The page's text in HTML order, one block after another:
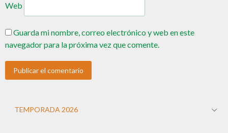
Web
Guarda mi nombre, correo electrónico y web en este
navegador para la próxima vez que comente.
TEMPORADA 2026